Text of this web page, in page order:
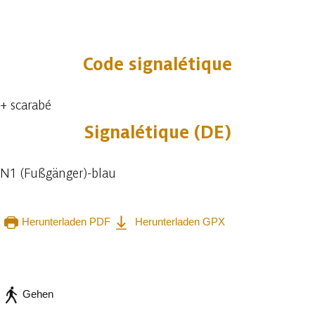
Code signalétique
+ scarabé
Signalétique (DE)
N1 (Fußgänger)-blau
Herunterladen PDF
Herunterladen GPX
Gehen